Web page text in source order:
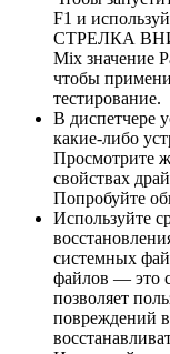
F1 и
СТРЕЛКА
Mix значение
чтобы
тестирование.
В диспетчере
какие-либо
Просмотрите
свойствах
Попробуйте
Используйте
системных
файлов — это
позволяет
повреждений